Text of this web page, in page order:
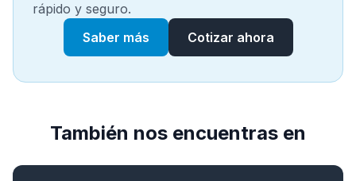
rápido y seguro.
Saber más
Cotizar ahora
También nos encuentras en